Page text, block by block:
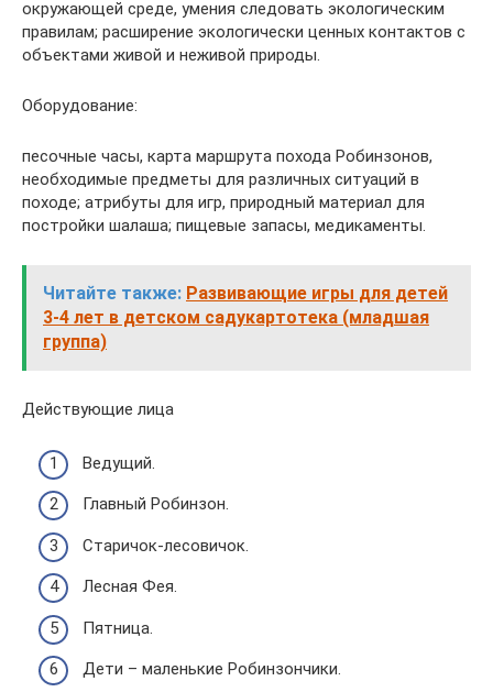
окружающей среде, умения следовать экологическим
правилам; расширение экологически ценных контактов с
объектами живой и неживой природы.
Оборудование:
песочные часы, карта маршрута похода Робинзонов,
необходимые предметы для различных ситуаций в
походе; атрибуты для игр, природный материал для
постройки шалаша; пищевые запасы, медикаменты.
Читайте также: Развивающие игры для детей
3-4 лет в детском садукартотека (младшая
группа)
Действующие лица
Ведущий.
Главный Робинзон.
Старичок-лесовичок.
Лесная Фея.
Пятница.
Дети – маленькие Робинзончики.